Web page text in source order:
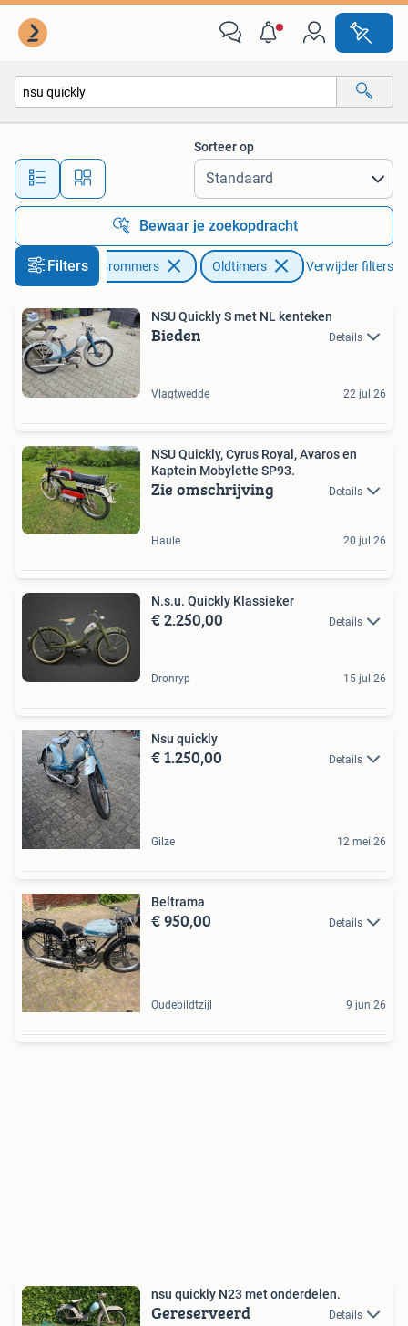
Alle afstanden…
Sorteer op
Bewaar je zoekopdracht
Filters
Fietsen en Brommers Oldtimers Verwijder filters
NSU Quickly S met NL kenteken
Bieden Details
Vlagtwedde 22 jul 26
NSU Quickly, Cyrus Royal, Avaros en
Kaptein Mobylette SP93.
Zie omschrijving Details
Haule 20 jul 26
N.s.u. Quickly Klassieker
€ 2.250,00 Details
Dronryp 15 jul 26
Nsu quickly
€ 1.250,00 Details
Gilze 12 mei 26
Beltrama
€ 950,00 Details
Oudebildtzijl 9 jun 26
nsu quickly N23 met onderdelen.
Gereserveerd Details